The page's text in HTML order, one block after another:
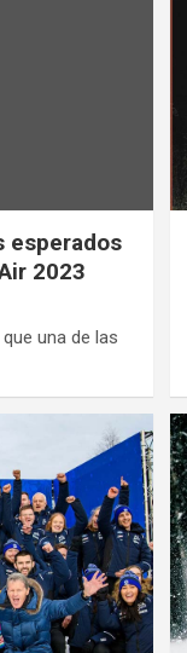
esperados
2023
una de las